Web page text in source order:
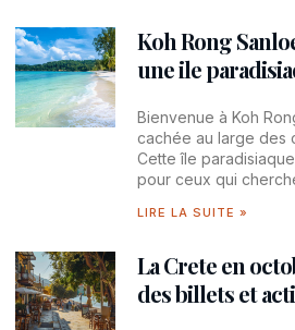
Koh Rong
une ile
Bienvenue à Koh
cachée au large des
Cette île
pour ceux qui
LIRE LA SUITE »
La Crete en
des billets et